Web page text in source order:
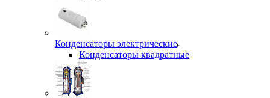
Конденсаторы электрические
Конденсаторы квадратные